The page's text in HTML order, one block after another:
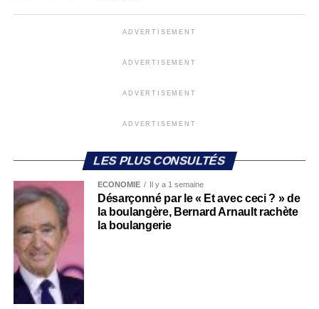
ADVERTISEMENT
ADVERTISEMENT
ADVERTISEMENT
ADVERTISEMENT
LES PLUS CONSULTÉS
ECONOMIE Il y a 1 semaine
Désarçonné par le « Et avec ceci ? » de
la boulangère, Bernard Arnault rachète
la boulangerie